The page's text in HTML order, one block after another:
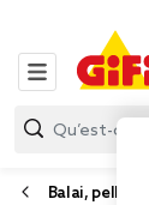
Balai, pelle